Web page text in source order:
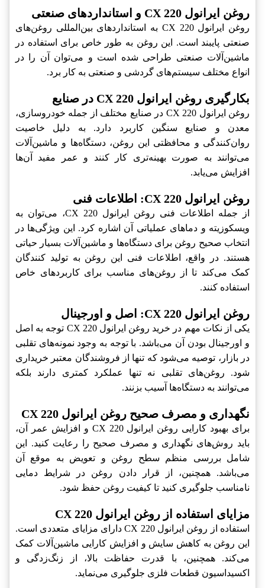
روغن ایرانول CX 220‎ و استانداردهای صنعتی
روغن ایرانول CX 220‎ به استانداردهای بین‌المللی روغن‌های
صنعتی پایبند است. این روغن به طور خاص برای استفاده در
ماشین‌آلات صنعتی طراحی شده است و می‌توان آن را در
انواع مختلف سیستم‌های گردشی و صنعتی به کار برد.
بکارگیری روغن ایرانول CX 220‎ در صنایع
روغن ایرانول CX 220‎ در صنایع مختلف از جمله خودروسازی،
معدن و صنایع سنگین کاربرد دارد. به دلیل خاصیت
روان‌کنندگی و محافظتی این روغن، دستگاه‌ها و ماشین‌آلات
می‌توانند به صورت بهینه‌تری کار کنند و عمر مفید آن‌ها
افزایش می‌یابد.
روغن ایرانول CX 220‎: اطلاعات فنی
از جمله اطلاعات فنی روغن ایرانول CX 220‎، می‌توان به
ویسکوزیته و دماهای عملیاتی آن اشاره کرد. این ویژگی‌ها در
انتخاب صحیح روغن برای دستگاه‌ها و ماشین‌آلات بسیار حیاتی
هستند. در واقع، اطلاعات فنی این روغن به تولید کنندگان
کمک می‌کند تا از روغن‌های مناسب برای کاربردهای خاص
استفاده کنند.
روغن ایرانول CX 220‎: اصل و اورجینال
یکی از نکات مهم در خرید روغن ایرانول CX 220‎ توجه به اصل
و اورجینال بودن آن می‌باشد. با توجه به وجود نمونه‌های تقلبی
در بازار، توصیه می‌شود که تنها از فروشندگان معتبر خریداری
شود. روغن‌های تقلبی نه تنها عملکرد کمتری دارند بلکه
می‌توانند به دستگاه‌ها آسیب بزنند.
نگهداری و مصرف صحیح روغن ایرانول CX 220‎
برای بهبود کارایی روغن ایرانول CX 220‎ و افزایش عمر آن،
باید روش‌های نگهداری و مصرف صحیح را رعایت کنید. این
شامل بررسی منظم سطح روغن و تعویض به موقع آن
می‌باشد. همچنین، از قرار دادن روغن در شرایط دمایی
نامناسب جلوگیری کنید تا کیفیت روغن حفظ شود.
مزایای استفاده از روغن ایرانول CX 220‎
استفاده از روغن ایرانول CX 220‎ دارای مزایای متعددی است.
این روغن به کاهش سایش و افزایش کارایی ماشین‌آلات کمک
می‌کند. همچنین، با قدرت حفاظت بالا، از زنگ‌زدگی و
اکسیداسیون قطعات فلزی جلوگیری می‌نماید.